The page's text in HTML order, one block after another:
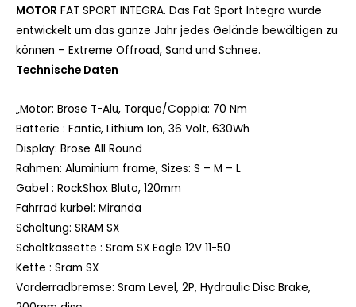
MOTOR FAT SPORT INTEGRA. Das Fat Sport Integra wurde
entwickelt um das ganze Jahr jedes Gelände bewältigen zu
können – Extreme Offroad, Sand und Schnee.
Technische Daten
„Motor: Brose T-Alu, Torque/Coppia: 70 Nm
Batterie : Fantic, Lithium Ion, 36 Volt, 630Wh
Display: Brose All Round
Rahmen: Aluminium frame, Sizes: S – M – L
Gabel : RockShox Bluto, 120mm
Fahrrad kurbel: Miranda
Schaltung: SRAM SX
Schaltkassette : Sram SX Eagle 12V 11-50
Kette : Sram SX
Vorderradbremse: Sram Level, 2P, Hydraulic Disc Brake,